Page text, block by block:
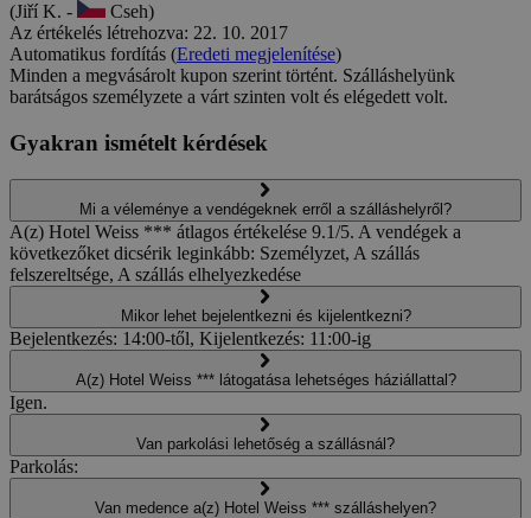
(Jiří K. -
Cseh)
Az értékelés létrehozva: 22. 10. 2017
Automatikus fordítás (Eredeti megjelenítése)
Minden a megvásárolt kupon szerint történt. Szálláshelyünk
barátságos személyzete a várt szinten volt és elégedett volt.
Gyakran ismételt kérdések
Mi a véleménye a vendégeknek erről a szálláshelyről?
A(z) Hotel Weiss *** átlagos értékelése 9.1/5. A vendégek a
következőket dicsérik leginkább: Személyzet, A szállás
felszereltsége, A szállás elhelyezkedése
Mikor lehet bejelentkezni és kijelentkezni?
Bejelentkezés: 14:00-től, Kijelentkezés: 11:00-ig
A(z) Hotel Weiss *** látogatása lehetséges háziállattal?
Igen.
Van parkolási lehetőség a szállásnál?
Parkolás:
Van medence a(z) Hotel Weiss *** szálláshelyen?